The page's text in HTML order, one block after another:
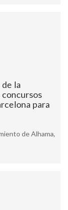
la
para
de Alhama,